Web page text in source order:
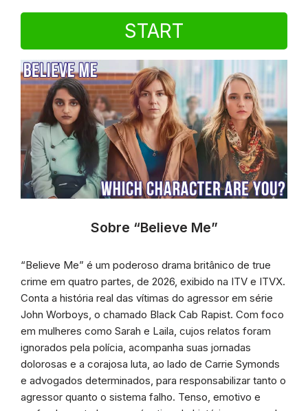
START
Sobre “Believe Me”
“Believe Me” é um poderoso drama britânico de true
crime em quatro partes, de 2026, exibido na ITV e ITVX.
Conta a história real das vítimas do agressor em série
John Worboys, o chamado Black Cab Rapist. Com foco
em mulheres como Sarah e Laila, cujos relatos foram
ignorados pela polícia, acompanha suas jornadas
dolorosas e a corajosa luta, ao lado de Carrie Symonds
e advogados determinados, para responsabilizar tanto o
agressor quanto o sistema falho. Tenso, emotivo e